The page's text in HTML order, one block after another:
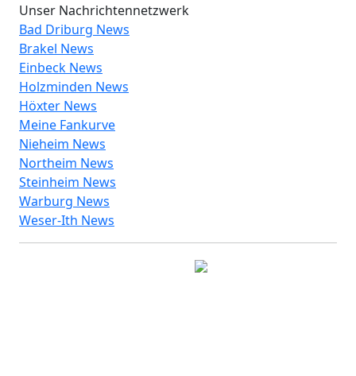
Unser Nachrichtennetzwerk
Bad Driburg News
Brakel News
Einbeck News
Holzminden News
Höxter News
Meine Fankurve
Nieheim News
Northeim News
Steinheim News
Warburg News
Weser-Ith News